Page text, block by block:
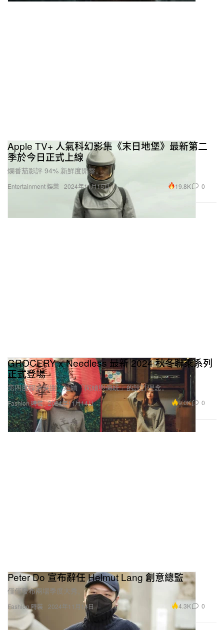
Entertainment 娛樂
Apple TV+ 人氣科幻影集《末日地堡》最新第二
季於今日正式上線
爛番茄影評 94% 新鮮度開盤。
2024年11月15日 19.8K 0
Fashion 時裝
GROCERY x Needless 最新 2024 秋冬聯乘系列
正式登場
第四度聯乘展開，延續「街頭與傳統」的設計理念。
2024年11月14日 9.0K 0
Fashion 時裝
Peter Do 宣布辭任 Helmut Lang 創意總監
僅僅發布兩場季度大秀。
2024年11月14日 4.3K 0